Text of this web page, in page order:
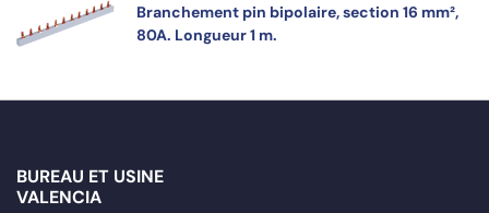
Branchement pin bipolaire, section 16 mm²,
80A. Longueur 1 m.
BUREAU ET USINE
VALENCIA